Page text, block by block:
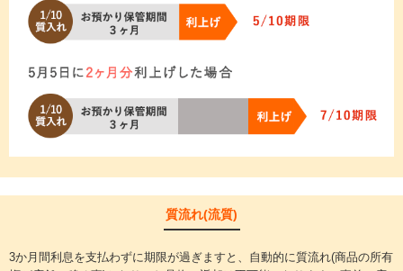
質流れ(流質)
3か月間利息を支払わずに期限が過ぎますと、自動的に質流れ(商品の所有